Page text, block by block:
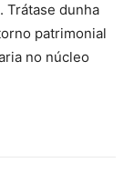
Trátase dunha
patrimonial
no núcleo